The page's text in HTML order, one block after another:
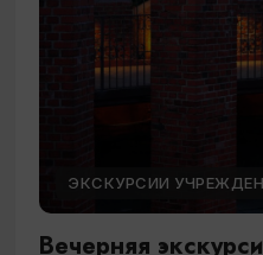
ЭКСКУРСИИ
Вечерняя